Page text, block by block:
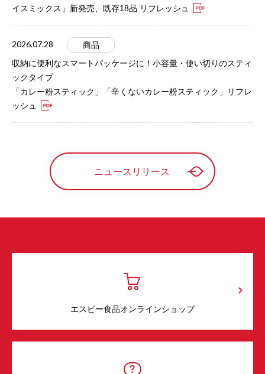
イスミックス」新発売、既存18品 リフレッシュ
2026.07.28
商品
収納に便利なスマートパッケージに！小容量・使い切りのスティ
ックタイプ
「カレー粉スティック」「辛くないカレー粉スティック」リフレ
ッシュ
ニュースリリース
エスビー食品オンラインショップ